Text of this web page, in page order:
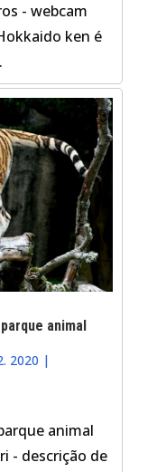
- webcam
ken é
animal
2020 |
animal
- descrição de